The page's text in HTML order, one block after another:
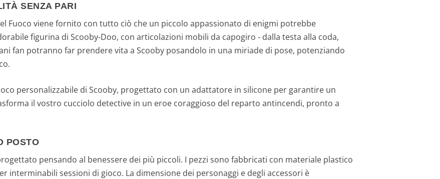
SENZA PARI
Fuoco viene fornito con tutto ciò che un piccolo appassionato di enigmi potrebbe
figurina di Scooby-Doo, con articolazioni mobili da capogiro - dalla testa alla coda,
fan potranno far prendere vita a Scooby posandolo in una miriade di pose, potenziando
personalizzabile di Scooby, progettato con un adattatore in silicone per garantire un
il vostro cucciolo detective in un eroe coraggioso del reparto antincendi, pronto a
POSTO
pensando al benessere dei più piccoli. I pezzi sono fabbricati con materiale plastico
interminabili sessioni di gioco. La dimensione dei personaggi e degli accessori è